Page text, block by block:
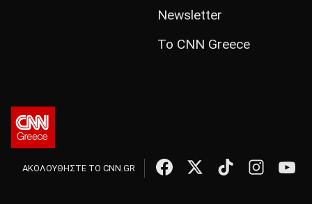
Newsletter
Το CNN Greece
ΑΚΟΛΟΥΘΗΣΤΕ ΤΟ CNN.GR